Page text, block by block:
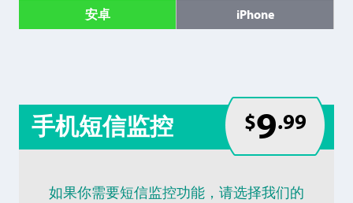
安卓 iPhone
手机短信监控 $9.99
如果你需要短信监控功能，请选择我们的